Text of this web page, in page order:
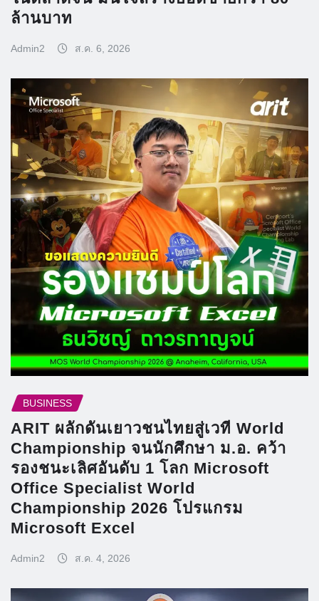
ล้านบาท
Admin2 ส.ค. 6, 2026
BUSINESS
ARIT ผลักดันเยาวชนไทยสู่เวที World
Championship จนนักศึกษา ม.อ. คว้า
รองชนะเลิศอันดับ 1 โลก Microsoft
Office Specialist World
Championship 2026 โปรแกรม
Microsoft Excel
Admin2 ส.ค. 4, 2026